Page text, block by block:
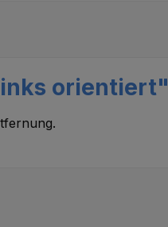
orientiert"